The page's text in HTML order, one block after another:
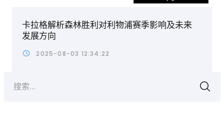
卡拉格解析森林胜利对利物浦赛季影响及未来
发展方向
2025-08-03 12:34:22
搜索...